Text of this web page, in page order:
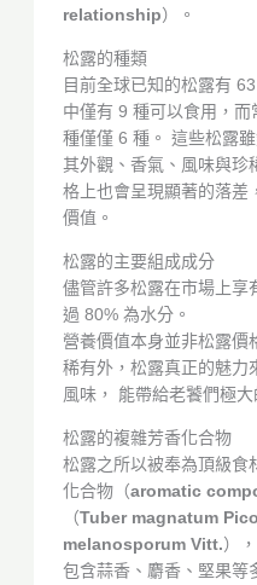
relationship）。
松露的種類
目前全球已知的松露有
中僅有 9 種可以食用，
種僅僅 6 種。 這些松露
其外觀、香氣、風味與珍
格上也會呈現顯著的落差
價值。
松露的主要組成成分
儘管許多松露在市場上享
過 80% 為水分。
營養價值本身並非松露價
稀有外，松露真正的魅力
風味， 能帶給老饕們極大
松露的複雜芳香化合物
松露之所以被奉為頂級食
化合物（aromatic
（Tuber magnatum Pico
melanosporum Vitt.）
包含蒜香、麝香、堅果等